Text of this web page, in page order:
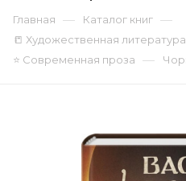
Главная — Каталог книг —
📒 Художественная литература
⭐ Современная проза —